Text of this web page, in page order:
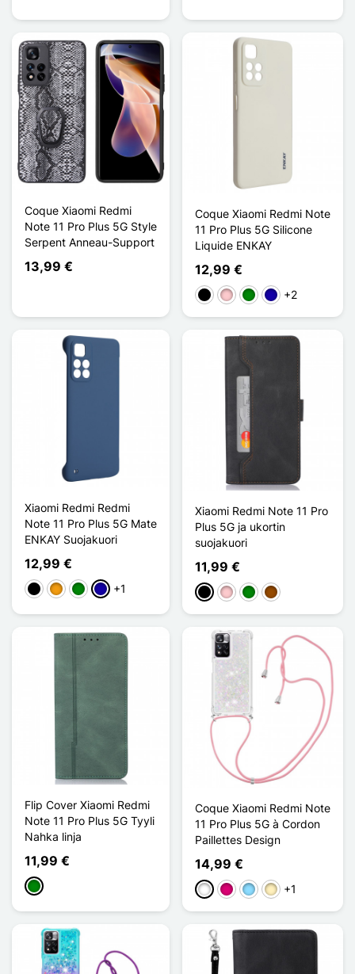
Coque Xiaomi Redmi
Note 11 Pro Plus 5G Style
Serpent Anneau-Support
13,99 €
Coque Xiaomi Redmi Note
11 Pro Plus 5G Silicone
Liquide ENKAY
12,99 €
MustaPinkkiVihreäBleu Foncé
+2
Xiaomi Redmi Redmi
Note 11 Pro Plus 5G Mate
ENKAY Suojakuori
12,99 €
MustaOranssiVihreäBleu Foncé
+1
Xiaomi Redmi Note 11 Pro
Plus 5G ja ukortin
suojakuori
11,99 €
MustaPinkkiVihreäRuskea
Flip Cover Xiaomi Redmi
Note 11 Pro Plus 5G Tyyli
Nahka linja
11,99 €
Vihreä
Coque Xiaomi Redmi Note
11 Pro Plus 5G à Cordon
Paillettes Design
14,99 €
Valkoinen
MagentaBleu Clair
Doré+1